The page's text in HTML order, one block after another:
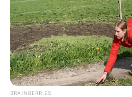
BRAINBERRIES